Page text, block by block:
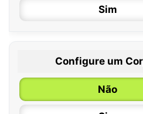
Sim
Configure um
Não